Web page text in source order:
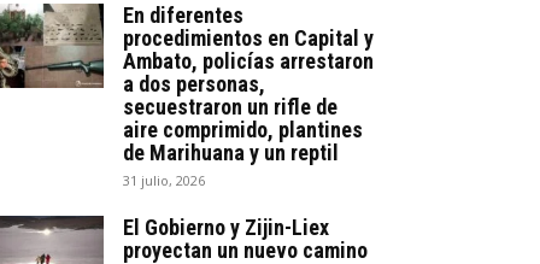
En diferentes
procedimientos en Capital y
Ambato, policías arrestaron
a dos personas,
secuestraron un rifle de
aire comprimido, plantines
de Marihuana y un reptil
31 julio, 2026
El Gobierno y Zijin-Liex
proyectan un nuevo camino